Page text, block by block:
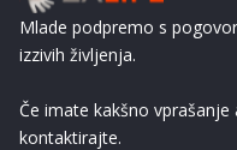
Mlade podpremo s
izzivih življenja.
Če imate kakšno
kontaktirajte.